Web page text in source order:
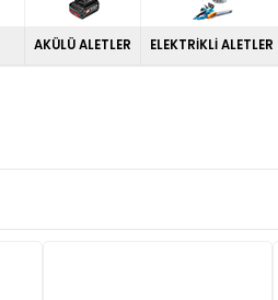
ELEKTRİKLİ ALETLER
AKÜLÜ ALETLER